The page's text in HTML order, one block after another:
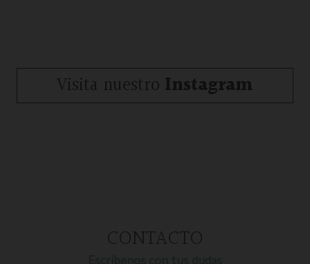
Visita nuestro Instagram
CONTACTO